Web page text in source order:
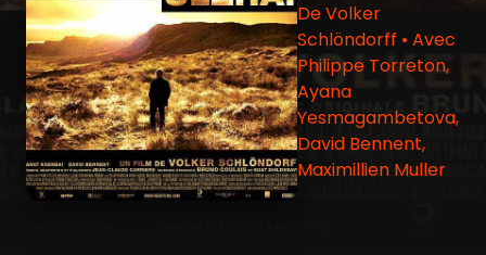
De Volker
Schlöndorff • Avec
Philippe Torreton,
Ayana
Yesmagambetova,
David Bennent,
Maximillien Muller